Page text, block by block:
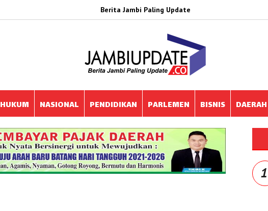
Berita Jambi Paling Update
HUKUM NASIONAL PENDIDIKAN PARLEMEN BISNIS DAERAH
1